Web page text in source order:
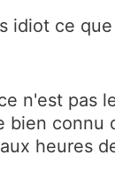
idiot ce
n'est pas
bien connu
heures